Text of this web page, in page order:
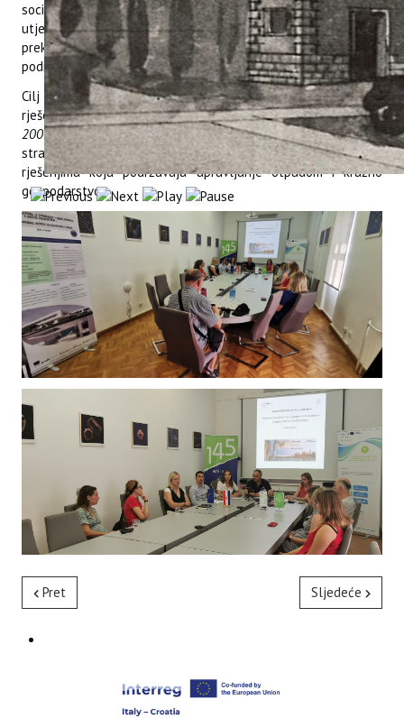
socio-ekonomskih troškova upravljanja otpadom i srodnih
utjecaja, te unapređenju suradnje među dionicima na
prekograničnoj, nacionalnoj, regionalnoj i lokalnoj razini u
području upravljanja otpadom.
Cilj za navedena pilot-područja je fokusirati se na moguća
rješenja u vezi s upravljanjem otpadom u područjimaNatura
2000i zaštićenim područjima. Naglasak je na poboljšanim
strategijama upravljanja otpadom i inovativnim digitalnim
rješenjima koja podržavaju upravljanje otpadom i kružno
gospodarstvo.
Pret Sljedeće